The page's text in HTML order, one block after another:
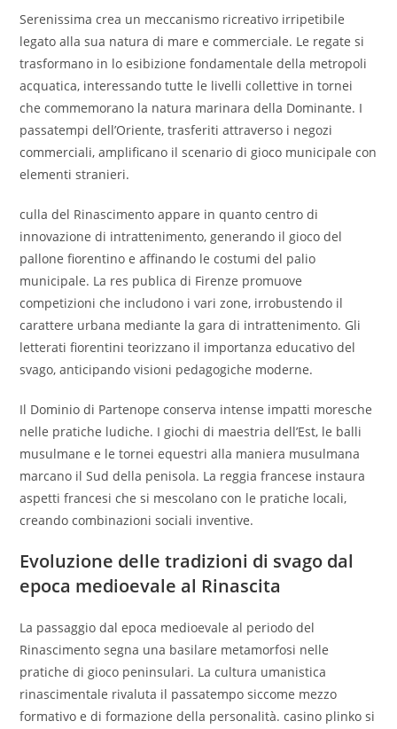
Serenissima crea un meccanismo ricreativo irripetibile
legato alla sua natura di mare e commerciale. Le regate si
trasformano in lo esibizione fondamentale della metropoli
acquatica, interessando tutte le livelli collettive in tornei
che commemorano la natura marinara della Dominante. I
passatempi dell’Oriente, trasferiti attraverso i negozi
commerciali, amplificano il scenario di gioco municipale con
elementi stranieri.
culla del Rinascimento appare in quanto centro di
innovazione di intrattenimento, generando il gioco del
pallone fiorentino e affinando le costumi del palio
municipale. La res publica di Firenze promuove
competizioni che includono i vari zone, irrobustendo il
carattere urbana mediante la gara di intrattenimento. Gli
letterati fiorentini teorizzano il importanza educativo del
svago, anticipando visioni pedagogiche moderne.
Il Dominio di Partenope conserva intense impatti moresche
nelle pratiche ludiche. I giochi di maestria dell’Est, le balli
musulmane e le tornei equestri alla maniera musulmana
marcano il Sud della penisola. La reggia francese instaura
aspetti francesi che si mescolano con le pratiche locali,
creando combinazioni sociali inventive.
Evoluzione delle tradizioni di svago dal
epoca medioevale al Rinascita
La passaggio dal epoca medioevale al periodo del
Rinascimento segna una basilare metamorfosi nelle
pratiche di gioco peninsulari. La cultura umanistica
rinascimentale rivaluta il passatempo siccome mezzo
formativo e di formazione della personalità. casino plinko si